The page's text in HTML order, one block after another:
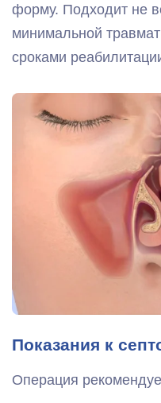
форму. Подходит не
минимальной
сроками
Показания к
Операция